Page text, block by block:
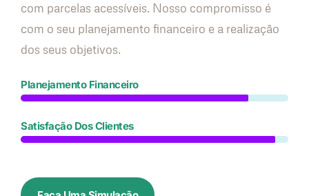
com parcelas acessíveis. Nosso compromisso é
com o seu planejamento financeiro e a realização
dos seus objetivos.
Planejamento Financeiro
Satisfação Dos Clientes